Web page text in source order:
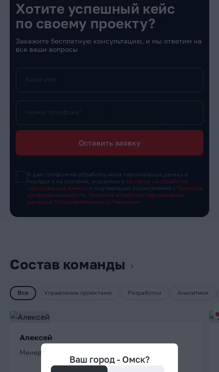
Хотите успешный кейс
по своему проекту?
Закажите бесплатную консультацию, и мы ответим на
все ваши вопросы
Оставить заявку
Я даю согласие на обработку моих персональных данных в
порядке и на условиях, указанных в Согласие на обработку
персональных данных и подтверждаю ознакомление с Политика
конфиденциальности
Политика обработки персональных
данных и Пользовательским соглашением
Состав команды
Все Управления проектами Разработки Аналитики
Алексей
Менеджер проектов
Ваш город - Омск?